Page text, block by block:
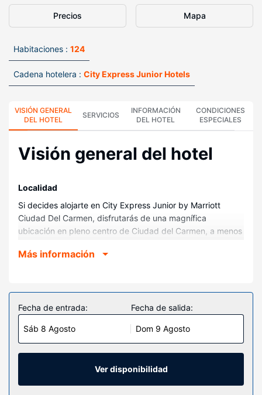
Precios Mapa
Habitaciones : 124
Cadena hotelera : City Express Junior Hotels
VISIÓN GENERAL
DEL HOTEL
SERVICIOS
INFORMACIÓN
DEL HOTEL
CONDICIONES
ESPECIALES
Visión general del hotel
Localidad
Si decides alojarte en City Express Junior by Marriott
Ciudad Del Carmen, disfrutarás de una magnífica
ubicación en pleno centro de Ciudad del Carmen, a menos
comercial Plaza Zentralia. Además, este hotel se encuentra
Te sentirás como en tu propia casa en cualquiera de las
124 habitaciones con aire acondicionado y televisión LED.
Para los momentos de ocio, tendrás un televisor con
canales por cable y conexión a Internet por cable y wifi
gratis. El baño privado con ducha está provisto de
artículos de higiene personal gratuitos y secadores de
Más información
Fecha de entrada:
Sáb 8 Agosto
Fecha de salida:
Dom 9 Agosto
Ver disponibilidad